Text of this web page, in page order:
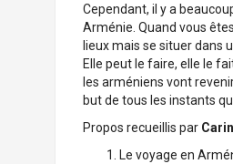
Cependant, il y a
Arménie. Quand vous
lieux mais se situer dans
Elle peut le faire, elle le
les arméniens vont
but de tous les instants
Propos recueillis par
Le voyage en